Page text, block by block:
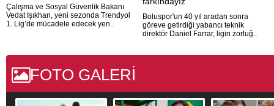
Çalışma ve Sosyal Güvenlik Bakanı
Vedat Işıkhan, yeni sezonda Trendyol
1. Lig’de mücadele edecek yen..
Boluspor'un 40 yıl aradan sonra
göreve getirdiği yabancı teknik
direktör Daniel Farrar, ligin zorluğ..
FOTO GALERİ